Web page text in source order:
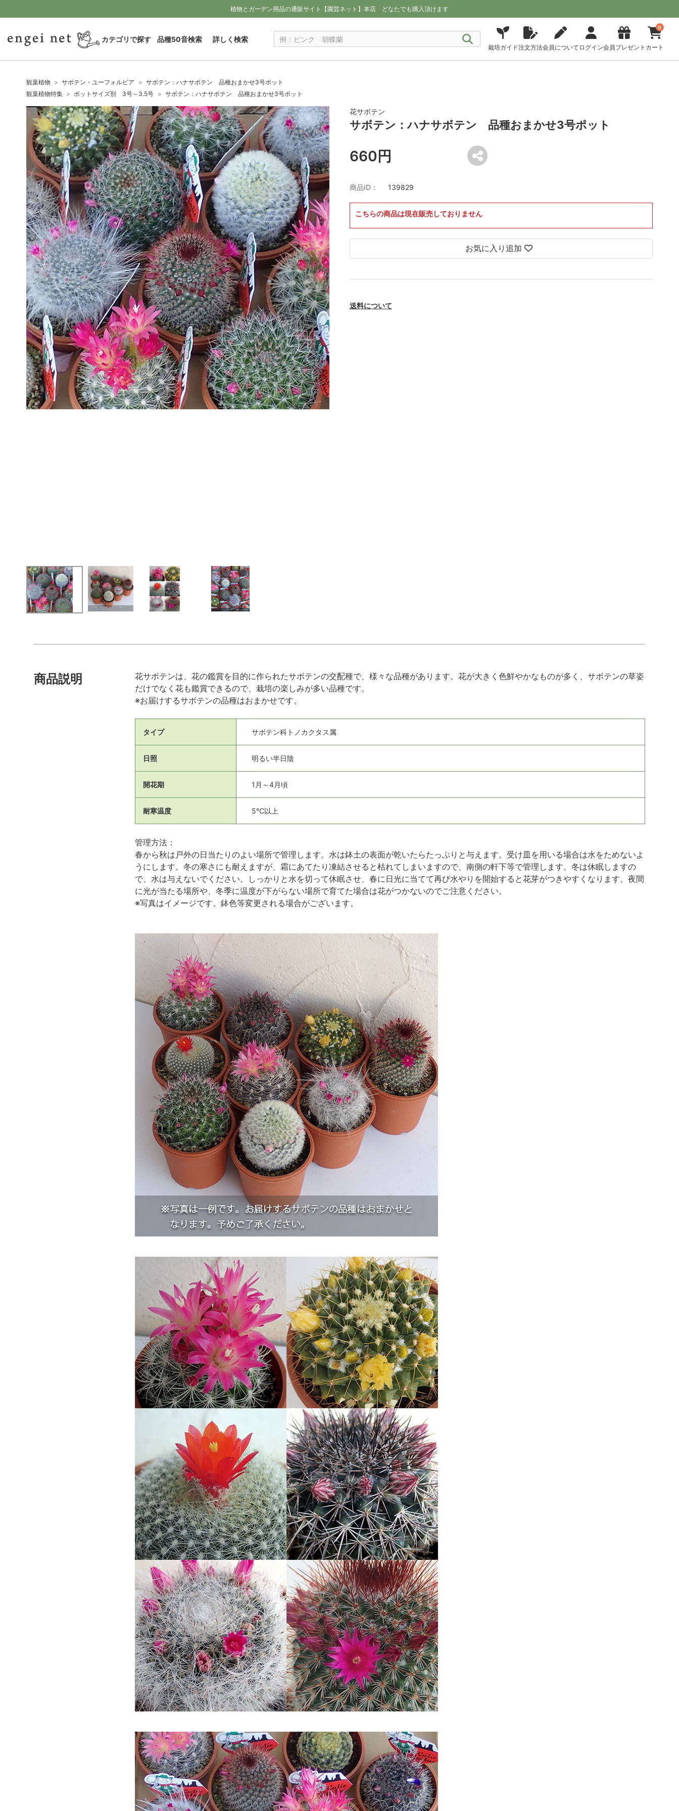
植物とガーデン用品の通販サイト【園芸ネット】本店 どなたでも購入頂けます
カテゴリで探す 品種50音検索 詳しく検索
栽培ガイド注文方法会員について ログイン会員プレゼント
0
カート
観葉植物 サボテン・ユーフォルビア
サボテン：ハナサボテン 品種おまかせ3号ポット
観葉植物特集
ポットサイズ別 3号～3.5号 サボテン：ハナサボテン 品種おまかせ3号ポット
花サボテン
サボテン：ハナサボテン 品種おまかせ3号ポット
660円
商品ID： 139829
こちらの商品は現在販売しておりません
お気に入り追加
送料について
商品説明
花サボテンは、花の鑑賞を目的に作られたサボテンの交配種で、様々な品種があります。花が大きく色鮮やかなものが多く、サボテンの草姿
だけでなく花も鑑賞できるので、栽培の楽しみが多い品種です。
※お届けするサボテンの品種はおまかせです。
タイプ サボテン科トノカクタス属
日照 明るい半日陰
開花期 1月～4月頃
耐寒温度 5℃以上
管理方法：
春から秋は戸外の日当たりのよい場所で管理します。水は鉢土の表面が乾いたらたっぷりと与えます。受け皿を用いる場合は水をためないよ
うにします。冬の寒さにも耐えますが、霜にあてたり凍結させると枯れてしまいますので、南側の軒下等で管理します。冬は休眠しますの
で、水は与えないでください。しっかりと水を切って休眠させ、春に日光に当てて再び水やりを開始すると花芽がつきやすくなります。夜間
に光が当たる場所や、冬季に温度が下がらない場所で育てた場合は花がつかないのでご注意ください。
※写真はイメージです。鉢色等変更される場合がございます。